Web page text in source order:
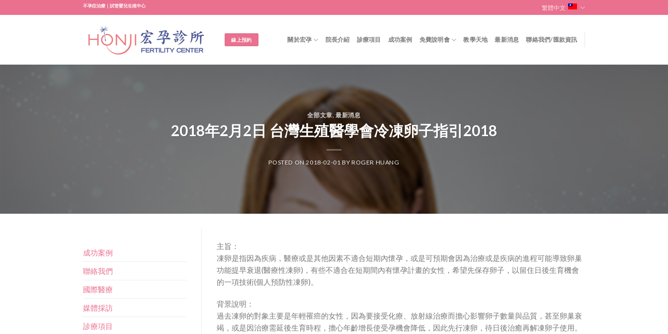
to
不孕症治療｜試管嬰兒生殖中心 繁體中文
線上預約 關於宏孕 院長介紹 診療項目 成功案例 免費說明會 教學天地 最新消息 聯絡我們/匯款資訊
全部文章 ,最新消息
2018年2月2日 台灣生殖醫學會冷凍卵子指引2018
POSTED ON2018-02-01 BY ROGER HUANG
成功案例
聯絡我們
國際醫療
媒體採訪
診療項目
主旨：
凍卵是指因為疾病，醫療或是其他因素不適合短期內懷孕，或是可預期會因為治療或是疾病的進程可能導致卵巢
功能提早衰退(醫療性凍卵)，有些不適合在短期間內有懷孕計畫的女性，希望先保存卵子，以留住日後生育機會
的一項技術(個人預防性凍卵)。
背景說明：
過去凍卵的對象主要是年輕罹癌的女性，因為要接受化療、放射線治療而擔心影響卵子數量與品質，甚至卵巢衰
竭，或是因治療需延後生育時程，擔心年齡增長使受孕機會降低，因此先行凍卵，待日後治癒再解凍卵子使用。